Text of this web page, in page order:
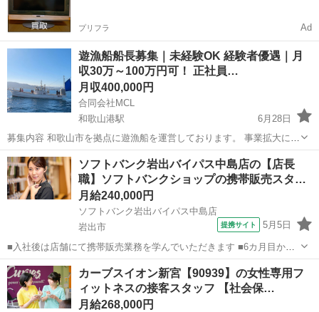
プリフラ Ad
遊漁船船長募集｜未経験OK 経験者優遇｜月
収30万～100万円可！ 正社員…
月収400,000円
合同会社MCL
和歌山港駅
6月28日
募集内容 和歌山市を拠点に遊漁船を運営しております。 事業拡大に伴
い、業務委託契約にて遊漁船の船長を募集いたします。 お客様を安全
にポイントへ案内し、四季折々の釣りを楽しんでいただくことが主な
業務です。 経験者の方はもちろん...
和歌山 和歌山市 和歌山港駅 その他 船長
ソフトバンク岩出バイパス中島店の【店長
職】ソフトバンクショップの携帯販売スタ
ッ…
月給240,000円
ソフトバンク岩出バイパス中島店
岩出市
提携サイト 5月5日
■入社後は店舗にて携帯販売業務を学んでいただきます ■6カ月目から
は副店長として店長の補佐として店舗運営を学んでいただきます ■1年
目からは店長として1店舗をお任せし店舗運営をお願いします ※能力
に応じて期間は異なります...
和歌山 岩出市 その他
カーブスイオン新宮【90939】の女性専用フ
ィットネスの接客スタッフ 【社会保…
月給268,000円